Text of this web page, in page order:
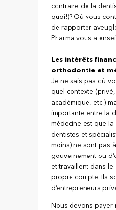
contraire de la
quoi!)? Où vous
de rapporter
Pharma vous a
Les intérêts
orthodontie et
Je ne sais pas où
quel contexte
académique, etc.)
importante entre la
médecine est que
dentistes et
moins) ne sont pas
gouvernement ou
et travaillent dans
propre compte. Ils
d’entrepreneurs
Nous devons payer